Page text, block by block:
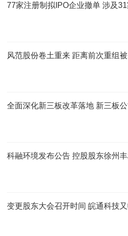
77家注册制拟IPO企业撤单 涉及
风范股份卷土重来 距离前次重组
全面深化新三板改革落地 新三板
科融环境发布公告 控股股东徐州
变更股东大会召开时间 皖通科技